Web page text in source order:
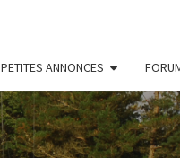
PETITES ANNONCES